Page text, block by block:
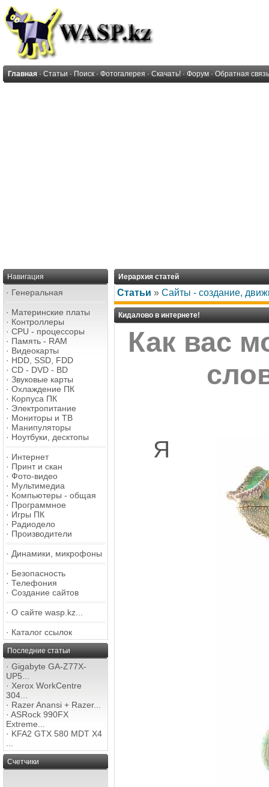
Главная · Статьи · Поиск · Фотогалерея · Скачать! · Форум · Обратная связь
Навигация
· Генеральная
· Материнские платы
· Контроллеры
· CPU - процессоры
· Память - RAM
· Видеокарты
· HDD, SSD, FDD
· CD - DVD - BD
· Звуковые карты
· Охлаждение ПК
· Корпуса ПК
· Электропитание
· Мониторы и ТВ
· Манипуляторы
· Ноутбуки, десктопы
· Интернет
· Принт и скан
· Фото-видео
· Мультимедиа
· Компьютеры - общая
· Программное
· Игры ПК
· Радиодело
· Производители
· Динамики, микрофоны
· Безопасность
· Телефония
· Создание сайтов
· О сайте wasp.kz...
· Каталог ссылок
Последние статьи
· Gigabyte GA-Z77X-
UP5...
· Xerox WorkCentre
304...
· Razer Anansi + Razer...
· ASRock 990FX
Extreme...
· KFA2 GTX 580 MDT X4
Счетчики
Иерархия статей
Статьи » Сайты - создание,
Кидалово в интернете!
Как вас
Я